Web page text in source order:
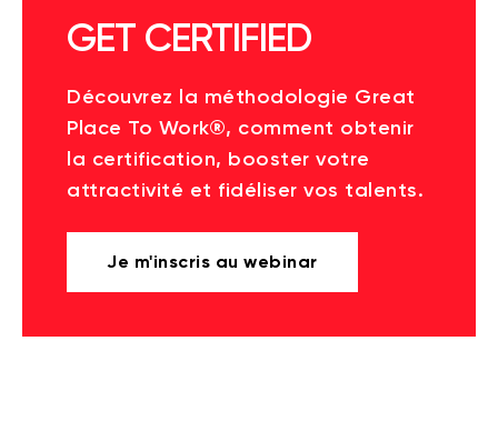
GET CERTIFIED
Découvrez la méthodologie Great
Place To Work®, comment obtenir
la certification, booster votre
attractivité et fidéliser vos talents.
Je m'inscris au webinar